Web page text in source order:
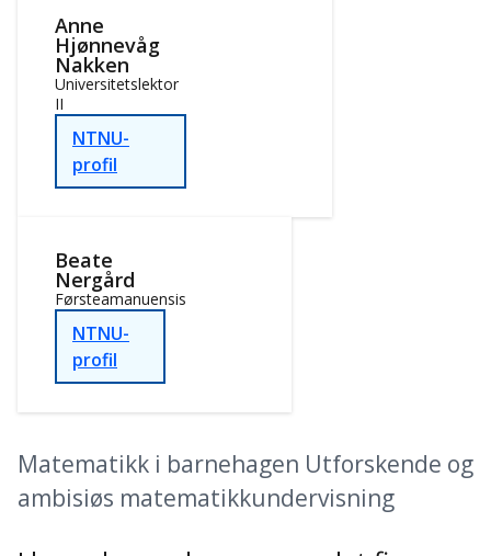
Anne
Hjønnevåg
Nakken
Universitetslektor
II
NTNU-
profil
Beate
Nergård
Førsteamanuensis
NTNU-
profil
Matematikk i barnehagen Utforskende og
ambisiøs matematikkundervisning